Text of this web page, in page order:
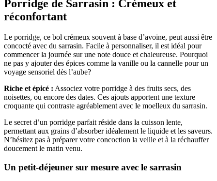
Porridge de Sarrasin : Crémeux et
réconfortant
Le porridge, ce bol crémeux souvent à base d’avoine, peut aussi être
concocté avec du sarrasin. Facile à personnaliser, il est idéal pour
commencer la journée sur une note douce et chaleureuse. Pourquoi
ne pas y ajouter des épices comme la vanille ou la cannelle pour un
voyage sensoriel dès l’aube?
Riche et épicé : Associez votre porridge à des fruits secs, des
noisettes, ou encore des dates. Ces ajouts apportent une texture
croquante qui contraste agréablement avec le moelleux du sarrasin.
Le secret d’un porridge parfait réside dans la cuisson lente,
permettant aux grains d’absorber idéalement le liquide et les saveurs.
N’hésitez pas à préparer votre concoction la veille et à la réchauffer
doucement le matin venu.
Un petit-déjeuner sur mesure avec le sarrasin